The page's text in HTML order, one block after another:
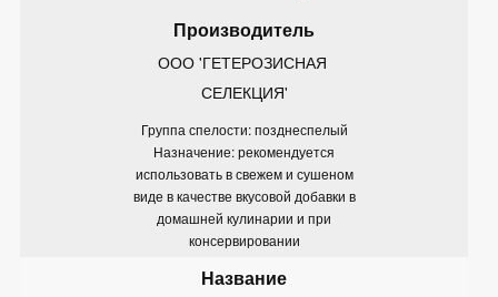
ООО 'ГЕТЕРОЗИСНАЯ
СЕЛЕКЦИЯ'
Группа спелости: позднеспелый
Назначение: рекомендуется
использовать в свежем и сушеном
виде в качестве вкусовой добавки в
домашней кулинарии и при
консервировании